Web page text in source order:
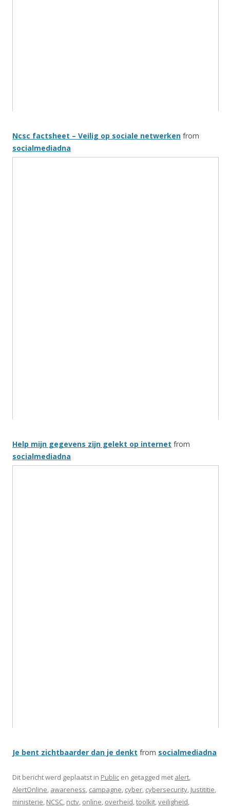
Ncsc factsheet – Veilig op sociale netwerken from
socialmediadna
Help mijn gegevens zijn gelekt op internet from
socialmediadna
Je bent zichtbaarder dan je denkt from socialmediadna
Dit bericht werd geplaatst in Public en getagged met alert,
AlertOnline, awareness, campagne, cyber, cybersecurity, Justititie,
ministerie, NCSC, nctv, online, overheid,toolkit,veiligheid,